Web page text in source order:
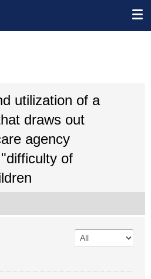
utilization of a
draws out
agency
of